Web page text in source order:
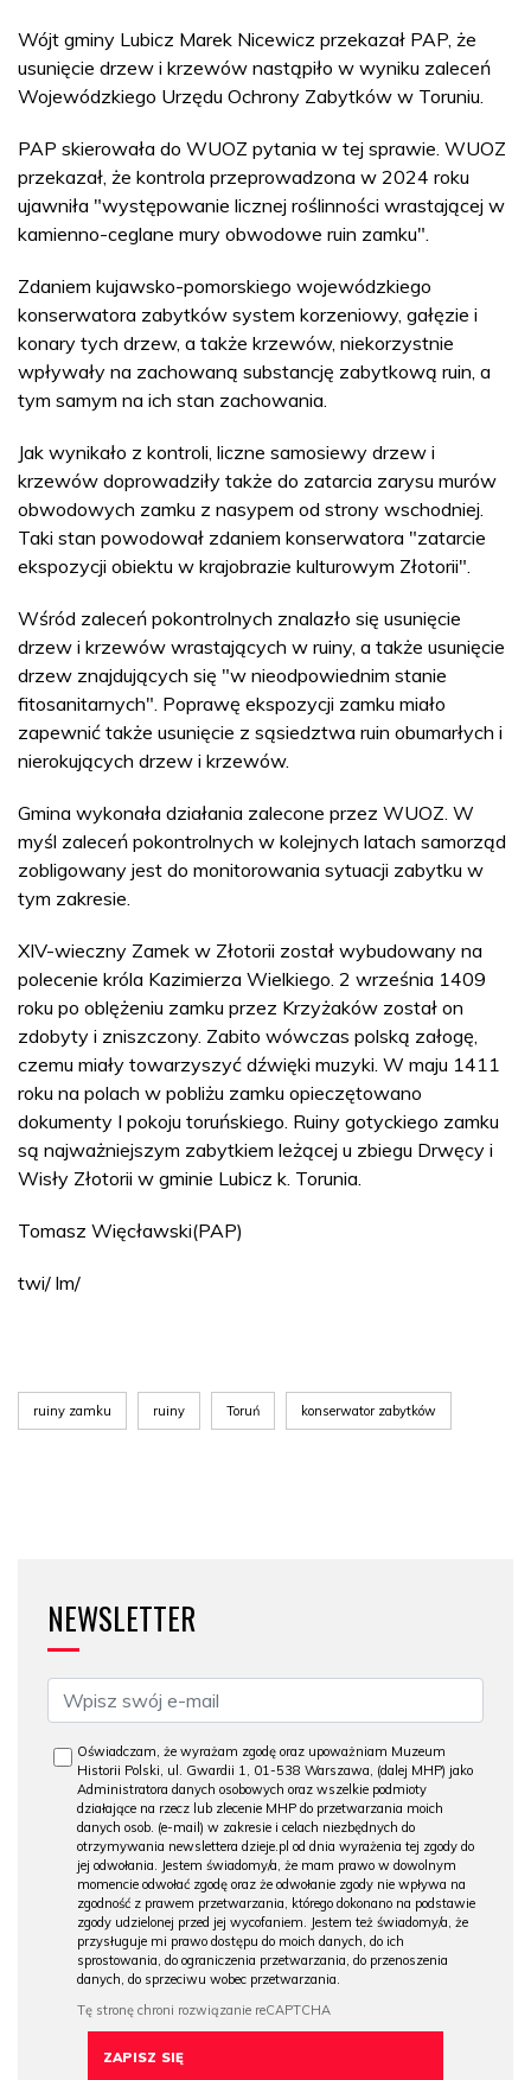
Wójt gminy Lubicz Marek Nicewicz przekazał PAP, że
usunięcie drzew i krzewów nastąpiło w wyniku zaleceń
Wojewódzkiego Urzędu Ochrony Zabytków w Toruniu.
PAP skierowała do WUOZ pytania w tej sprawie. WUOZ
przekazał, że kontrola przeprowadzona w 2024 roku
ujawniła "występowanie licznej roślinności wrastającej w
kamienno-ceglane mury obwodowe ruin zamku".
Zdaniem kujawsko-pomorskiego wojewódzkiego
konserwatora zabytków system korzeniowy, gałęzie i
konary tych drzew, a także krzewów, niekorzystnie
wpływały na zachowaną substancję zabytkową ruin, a
tym samym na ich stan zachowania.
Jak wynikało z kontroli, liczne samosiewy drzew i
krzewów doprowadziły także do zatarcia zarysu murów
obwodowych zamku z nasypem od strony wschodniej.
Taki stan powodował zdaniem konserwatora "zatarcie
ekspozycji obiektu w krajobrazie kulturowym Złotorii".
Wśród zaleceń pokontrolnych znalazło się usunięcie
drzew i krzewów wrastających w ruiny, a także usunięcie
drzew znajdujących się "w nieodpowiednim stanie
fitosanitarnych". Poprawę ekspozycji zamku miało
zapewnić także usunięcie z sąsiedztwa ruin obumarłych i
nierokujących drzew i krzewów.
Gmina wykonała działania zalecone przez WUOZ. W
myśl zaleceń pokontrolnych w kolejnych latach samorząd
zobligowany jest do monitorowania sytuacji zabytku w
tym zakresie.
XIV-wieczny Zamek w Złotorii został wybudowany na
polecenie króla Kazimierza Wielkiego. 2 września 1409
roku po oblężeniu zamku przez Krzyżaków został on
zdobyty i zniszczony. Zabito wówczas polską załogę,
czemu miały towarzyszyć dźwięki muzyki. W maju 1411
roku na polach w pobliżu zamku opieczętowano
dokumenty I pokoju toruńskiego. Ruiny gotyckiego zamku
są najważniejszym zabytkiem leżącej u zbiegu Drwęcy i
Wisły Złotorii w gminie Lubicz k. Torunia.
Tomasz Więcławski(PAP)
twi/ lm/
ruiny zamku ruiny Toruń konserwator zabytków
NEWSLETTER
Oświadczam, że wyrażam zgodę oraz upoważniam Muzeum
Historii Polski, ul. Gwardii 1, 01-538 Warszawa, (dalej MHP) jako
Administratora danych osobowych oraz wszelkie podmioty
działające na rzecz lub zlecenie MHP do przetwarzania moich
danych osob. (e-mail) w zakresie i celach niezbędnych do
otrzymywania newslettera dzieje.pl od dnia wyrażenia tej zgody do
jej odwołania. Jestem świadomy/a, że mam prawo w dowolnym
momencie odwołać zgodę oraz że odwołanie zgody nie wpływa na
zgodność z prawem przetwarzania, którego dokonano na podstawie
zgody udzielonej przed jej wycofaniem. Jestem też świadomy/a, że
przysługuje mi prawo dostępu do moich danych, do ich
sprostowania, do ograniczenia przetwarzania, do przenoszenia
danych, do sprzeciwu wobec przetwarzania.